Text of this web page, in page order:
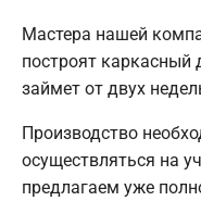
Мастера нашей
построят каркасный
займет от двух
Производство
осуществляться на
предлагаем уже